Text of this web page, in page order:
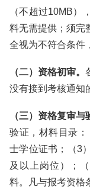
（不超过10MB）
料无需提供；须完
全视为不符合条件
（二）资格初审。
没有接到考核通知
（三）资格复审与
验证，材料目录
士学位证书；（3
及以上岗位）；
料。凡与报考资格